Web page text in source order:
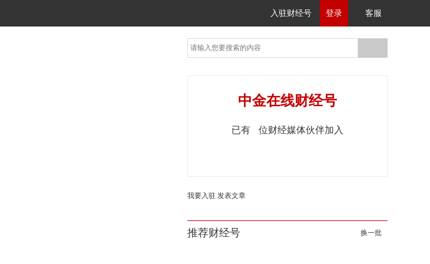
入驻财经号 登录 客服
中金在线财经号
已有 位财经媒体伙伴加入
我要入驻 发表文章
推荐财经号 换一批